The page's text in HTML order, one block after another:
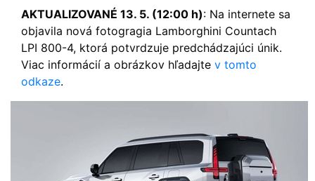
AKTUALIZOVANÉ 13. 5. (12:00 h): Na internete sa
objavila nová fotogragia Lamborghini Countach
LPI 800-4, ktorá potvrdzuje predchádzajúci únik.
Viac informácií a obrázkov hľadajte v tomto
odkaze.